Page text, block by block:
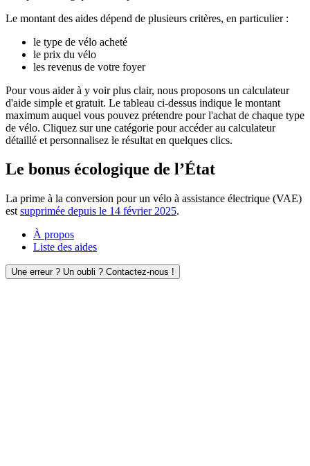
Le montant des aides dépend de plusieurs critères, en particulier :
le type de vélo acheté
le prix du vélo
les revenus de votre foyer
Pour vous aider à y voir plus clair, nous proposons un calculateur
d'aide simple et gratuit. Le tableau ci-dessus indique le montant
maximum auquel vous pouvez prétendre pour l'achat de chaque type
de vélo. Cliquez sur une catégorie pour accéder au calculateur
détaillé et personnalisez le résultat en quelques clics.
Le bonus écologique de l’État
La prime à la conversion pour un vélo à assistance électrique (VAE)
est supprimée depuis le 14 février 2025.
À propos
Liste des aides
Une erreur ? Un oubli ? Contactez-nous !